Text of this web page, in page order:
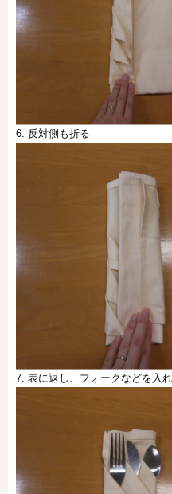
6. 反対側も折る
7. 表に返し、フォークなどを入